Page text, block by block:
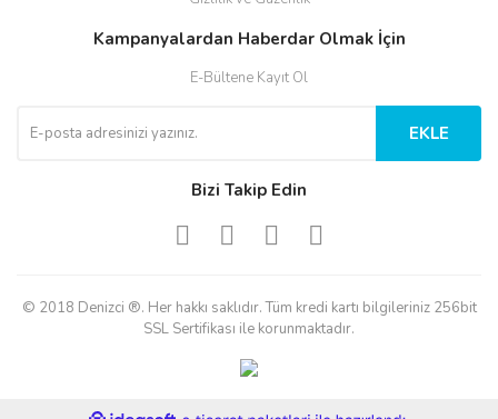
Kampanyalardan Haberdar Olmak İçin
E-Bültene Kayıt Ol
EKLE
Bizi Takip Edin
© 2018 Denizci ®. Her hakkı saklıdır. Tüm kredi kartı bilgileriniz 256bit
SSL Sertifikası ile korunmaktadır.